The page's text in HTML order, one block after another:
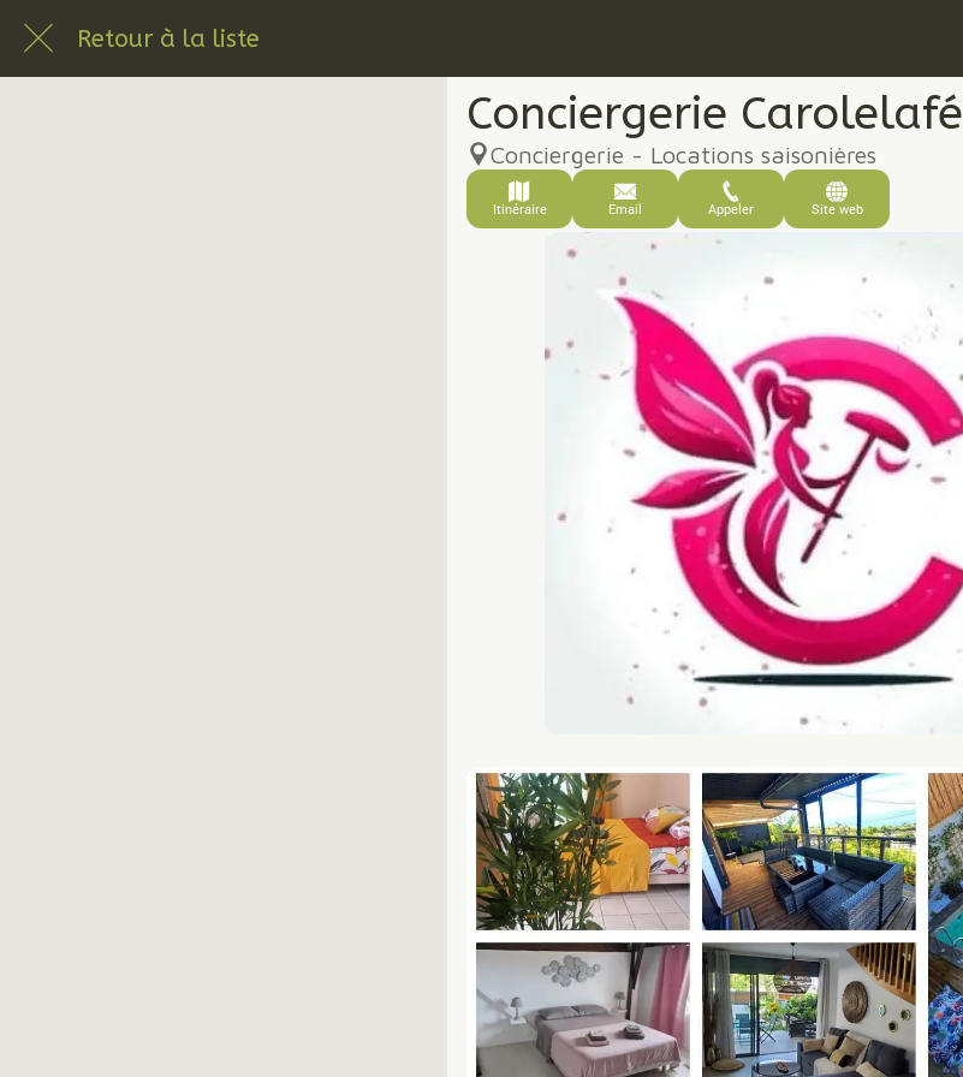
Retour à la liste
Conciergerie Carolelafé
Conciergerie - Locations saisonières
Itinéraire Email Appeler Site web